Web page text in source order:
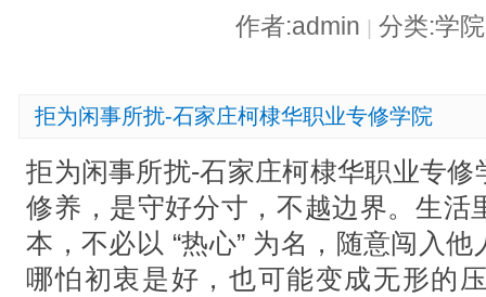
作者:admin 分类:学
拒为闲事所扰-石家庄柯棣华职业专修学院
拒为闲事所扰-石家庄柯棣华职业专
修养，是守好分寸，不越边界。生活
本，不必以 “热心” 为名，随意闯入
哪怕初衷是好，也可能变成无形的